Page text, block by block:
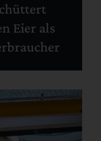
Eier als